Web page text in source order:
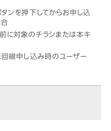
タンを押下してからお申し込
に対象のチラシまたは本キ
回線申し込み時のユーザー